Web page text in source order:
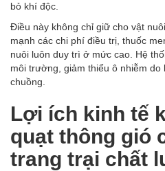
bỏ khí độc.
Điều này không chỉ giữ cho vật
mạnh các chi phí điều trị, thuốc
nuôi luôn duy trì ở mức cao. Hệ
môi trường, giảm thiểu ô nhiễm
chuồng.
Lợi ích kinh tế
quạt thông gió
trang trại chất